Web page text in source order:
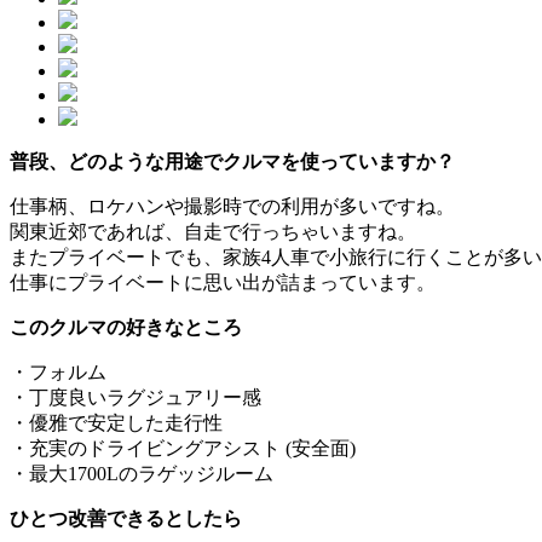
普段、どのような用途でクルマを使っていますか？
仕事柄、ロケハンや撮影時での利用が多いですね。
関東近郊であれば、自走で行っちゃいますね。
またプライベートでも、家族4人車で小旅行に行くことが多
仕事にプライベートに思い出が詰まっています。
このクルマの好きなところ
・フォルム
・丁度良いラグジュアリー感
・優雅で安定した走行性
・充実のドライビングアシスト (安全面)
・最大1700Lのラゲッジルーム
ひとつ改善できるとしたら